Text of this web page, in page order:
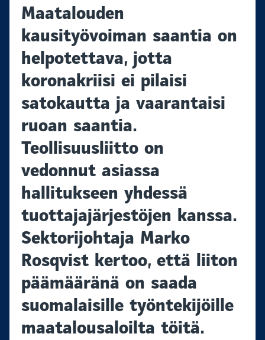
Maatalouden
kausityövoiman saantia on
helpotettava, jotta
koronakriisi ei pilaisi
satokautta ja vaarantaisi
ruoan saantia.
Teollisuusliitto on
vedonnut asiassa
hallitukseen yhdessä
tuottajajärjestöjen kanssa.
Sektorijohtaja Marko
Rosqvist kertoo, että liiton
päämääränä on saada
suomalaisille työntekijöille
maatalousaloilta töitä.